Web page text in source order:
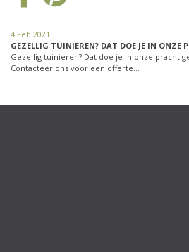
4 Feb 2021
GEZELLIG TUINIEREN? DAT DOE JE IN ONZE
Gezellig tuinieren? Dat doe je in onze
Contacteer ons voor een offerte…